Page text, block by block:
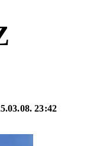
23:42